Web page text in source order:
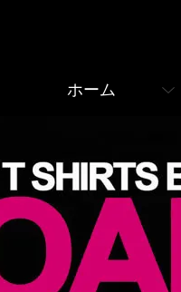
ホーム